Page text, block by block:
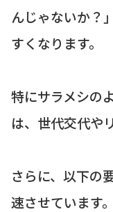
んじゃないか？
すくなります。
特にサラメシの
は、世代交代や
さらに、以下の
速させています。